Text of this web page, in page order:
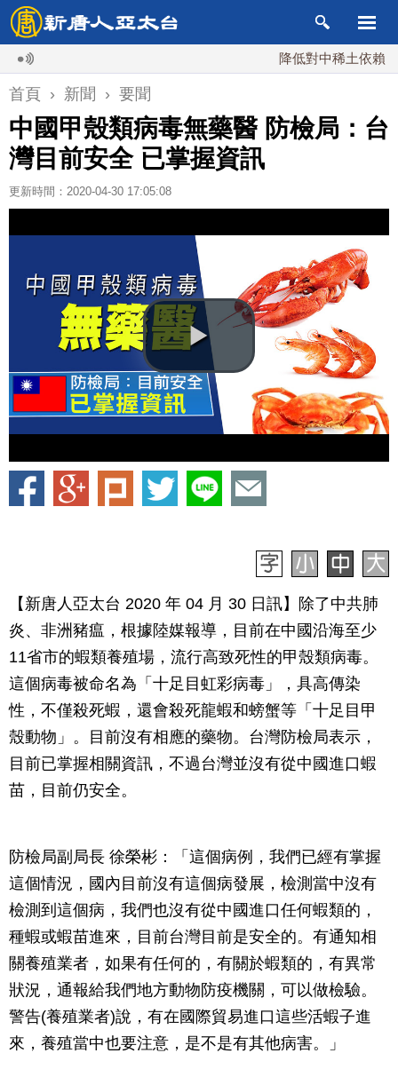
降低對中稀土依賴 川普
首頁 › 新聞 › 要聞
中國甲殼類病毒無藥醫 防檢局：台
灣目前安全 已掌握資訊
更新時間：2020-04-30 17:05:08
【新唐人亞太台 2020 年 04 月 30 日訊】除了中共肺
炎、非洲豬瘟，根據陸媒報導，目前在中國沿海至少
11省市的蝦類養殖場，流行高致死性的甲殼類病毒。
這個病毒被命名為「十足目虹彩病毒」，具高傳染
性，不僅殺死蝦，還會殺死龍蝦和螃蟹等「十足目甲
殼動物」。目前沒有相應的藥物。台灣防檢局表示，
目前已掌握相關資訊，不過台灣並沒有從中國進口蝦
苗，目前仍安全。
防檢局副局長 徐榮彬：「這個病例，我們已經有掌握
這個情況，國內目前沒有這個病發展，檢測當中沒有
檢測到這個病，我們也沒有從中國進口任何蝦類的，
種蝦或蝦苗進來，目前台灣目前是安全的。有通知相
關養殖業者，如果有任何的，有關於蝦類的，有異常
狀況，通報給我們地方動物防疫機關，可以做檢驗。
警告(養殖業者)說，有在國際貿易進口這些活蝦子進
來，養殖當中也要注意，是不是有其他病害。」